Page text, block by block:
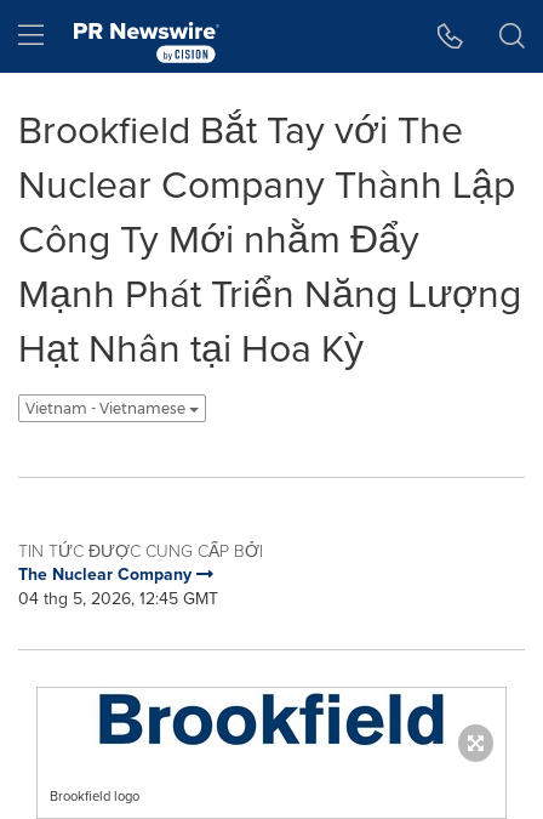
Hamburger menu
Brookfield Bắt Tay với The
Nuclear Company Thành Lập
Công Ty Mới nhằm Đẩy
Mạnh Phát Triển Năng Lượng
Hạt Nhân tại Hoa Kỳ
Vietnam - Vietnamese
TIN TỨC ĐƯỢC CUNG CẤP BỞI
The Nuclear Company
04 thg 5, 2026, 12:45 GMT
Brookfield logo